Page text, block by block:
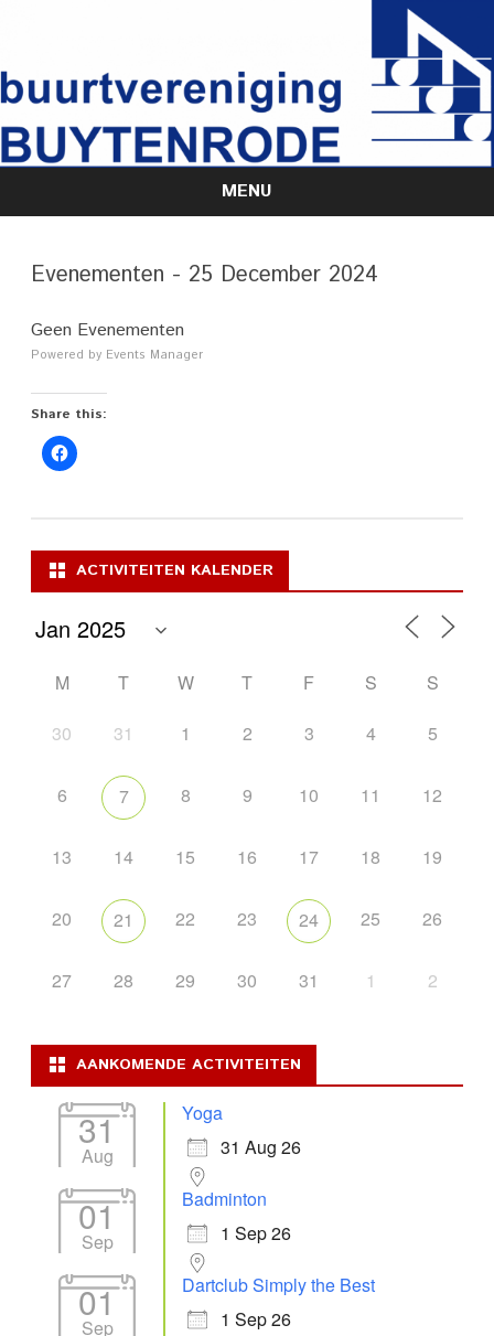
MENU
Skip
content
Evenementen - 25 December 2024
Geen Evenementen
Powered by Events Manager
Share this:
ACTIVITEITEN KALENDER
M T W T F S
S
30
31 1 2 3 4 5
6 7 8 9 10 11 12
13 14 15 16 17 18 19
20 21 22 23 24 25 26
27 28 29 30 31 1 2
AANKOMENDE ACTIVITEITEN
31
Aug
Yoga
31 Aug 26
01
Sep
Badminton
1 Sep 26
01
Sep
Dartclub Simply the Best
1 Sep 26